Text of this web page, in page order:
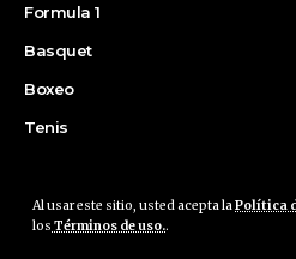
Al usar este sitio, usted acepta laPolítica
los Términos de uso..
Formula 1
Basquet
Boxeo
Tenis
© 2008 | Agencia Cfin.com.ar -